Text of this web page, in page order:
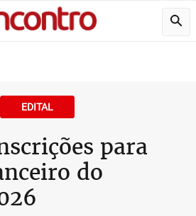
EDITAL
para
do